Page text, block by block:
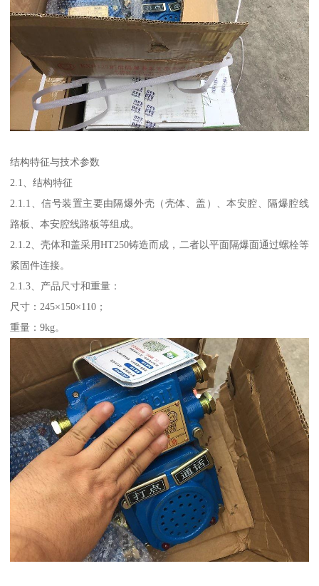
结构特征与技术参数
2.1、结构特征
2.1.1、信号装置主要由隔爆外壳（壳体、盖）、本安腔、隔爆腔线
路板、本安腔线路板等组成。
2.1.2、壳体和盖采用HT250铸造而成，二者以平面隔爆面通过螺栓等
紧固件连接。
2.1.3、产品尺寸和重量：
尺寸：245×150×110；
重量：9kg。